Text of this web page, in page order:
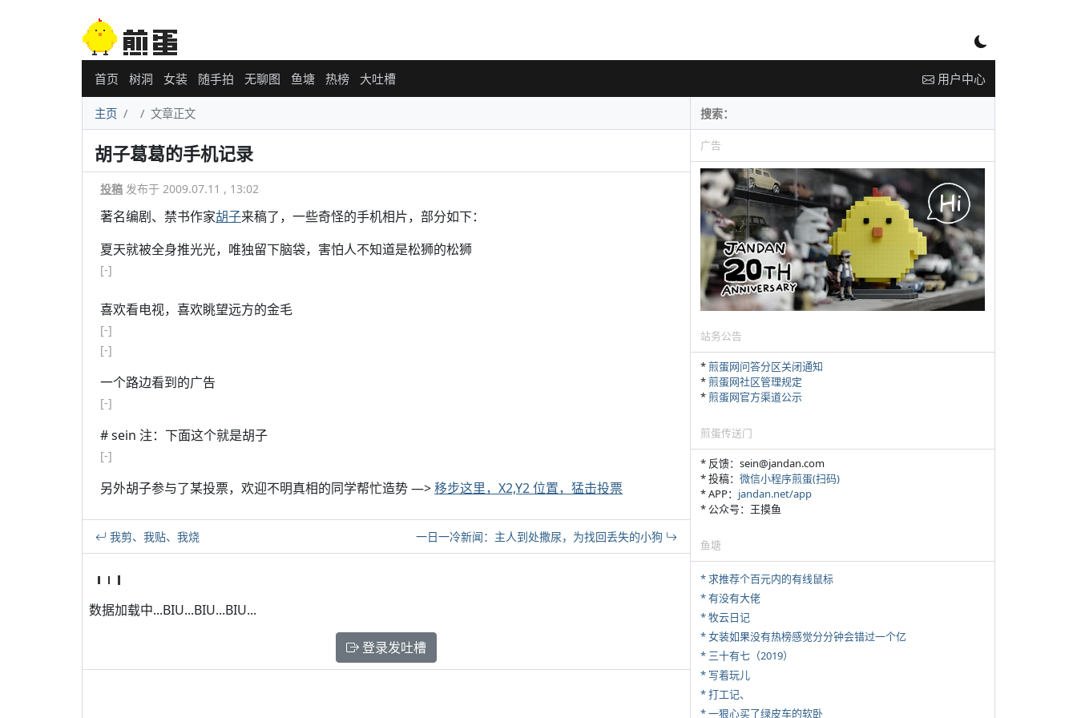
首页 树洞 女装 随手拍 无聊图 鱼塘 热榜 大吐槽 用户中心
主页 文章正文
胡子葛葛的手机记录
投稿 发布于 2009.07.11 , 13:02
著名编剧、禁书作家胡子来稿了，一些奇怪的手机相片，部分如下：
夏天就被全身推光光，唯独留下脑袋，害怕人不知道是松狮的松狮
[-]
喜欢看电视，喜欢眺望远方的金毛
[-]
[-]
一个路边看到的广告
[-]
# sein 注：下面这个就是胡子
[-]
另外胡子参与了某投票，欢迎不明真相的同学帮忙造势 —>移步这里，X2,Y2 位置，猛击投票
我剪、我贴、我烧 一日一冷新闻：主人到处撒尿，为找回丢失的小狗
数据加载中...BIU...BIU...BIU...
登录发吐槽
广告
站务公告
*煎蛋网问答分区关闭通知
*煎蛋网社区管理规定
*煎蛋网官方渠道公示
煎蛋传送门
* 反馈：sein@jandan.com
* 投稿： 微信小程序煎蛋(扫码)
* APP： jandan.net/app
* 公众号：王摸鱼
鱼塘
* 求推荐个百元内的有线鼠标
* 有没有大佬
* 牧云日记
* 女装如果没有热榜感觉分分钟会错过一个亿
* 三十有七（2019）
* 写着玩儿
* 打工记、
* 一狠心买了绿皮车的软卧